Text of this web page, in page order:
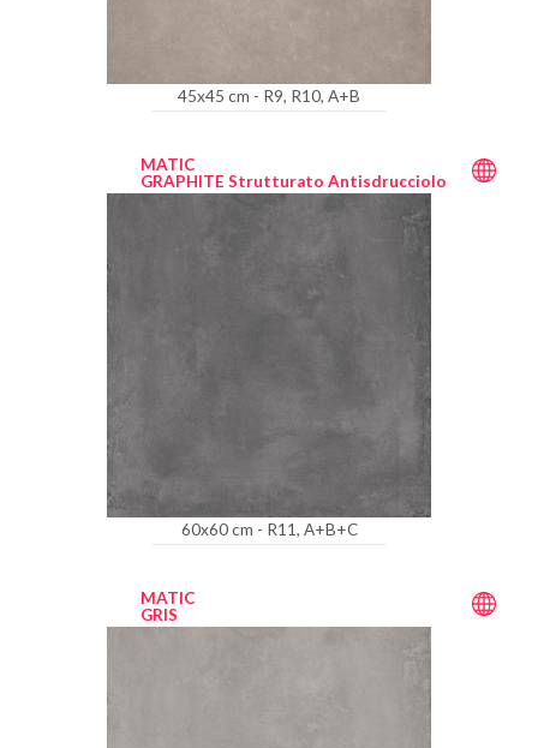
45x45 cm - R9, R10, A+B
MATIC
GRAPHITE Strutturato Antisdrucciolo
60x60 cm - R11, A+B+C
MATIC
GRIS